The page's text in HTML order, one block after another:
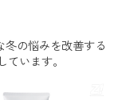
冬の悩みを改善する
ています。